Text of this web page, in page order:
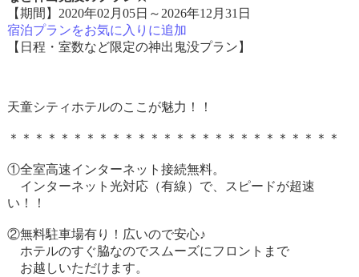
【期間】2020年02月05日～2026年12月31日
宿泊プランをお気に入りに追加
【日程・室数など限定の神出鬼没プラン】
天童シティホテルのここが魅力！！
＊＊＊＊＊＊＊＊＊＊＊＊＊＊＊＊＊＊＊＊＊＊＊＊＊＊
①全室高速インターネット接続無料。
インターネット光対応（有線）で、スピードが超速
い！！
②無料駐車場有り！広いので安心♪
ホテルのすぐ脇なのでスムーズにフロントまで
お越しいただけます。